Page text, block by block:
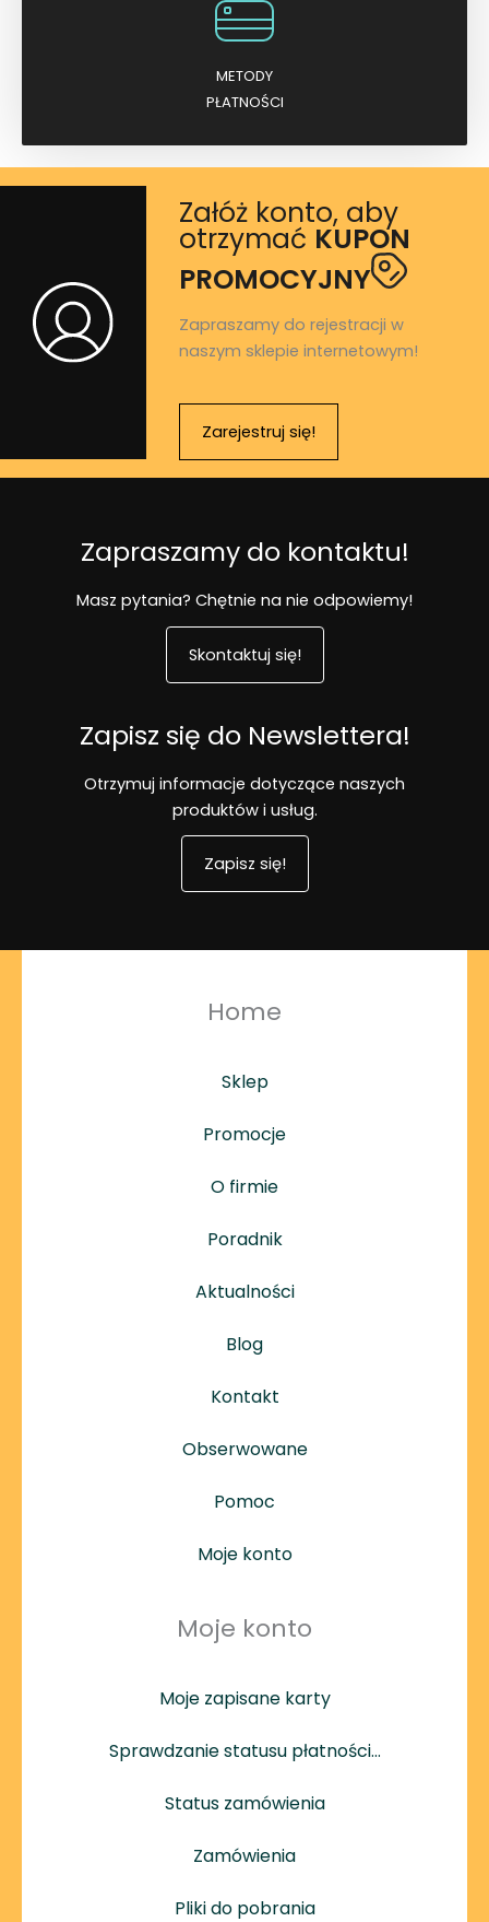
METODY
PŁATNOŚCI
Załóż konto, aby
otrzymać KUPON
PROMOCYJNY
Zapraszamy do rejestracji w
naszym sklepie internetowym!
Zarejestruj się!
Zapraszamy do kontaktu!
Masz pytania? Chętnie na nie odpowiemy!
Skontaktuj się!
Zapisz się do Newslettera!
Otrzymuj informacje dotyczące naszych
produktów i usług.
Zapisz się!
Home
Sklep
Promocje
O firmie
Poradnik
Aktualności
Blog
Kontakt
Obserwowane
Pomoc
Moje konto
Moje konto
Moje zapisane karty
Sprawdzanie statusu płatności…
Status zamówienia
Zamówienia
Pliki do pobrania